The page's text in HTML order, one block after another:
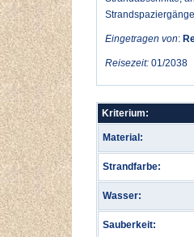
Eingetragen von:
Reisezeit: 01/2038
Kriterium:
Material:
Strandfarbe:
Wasser:
Sauberkeit: